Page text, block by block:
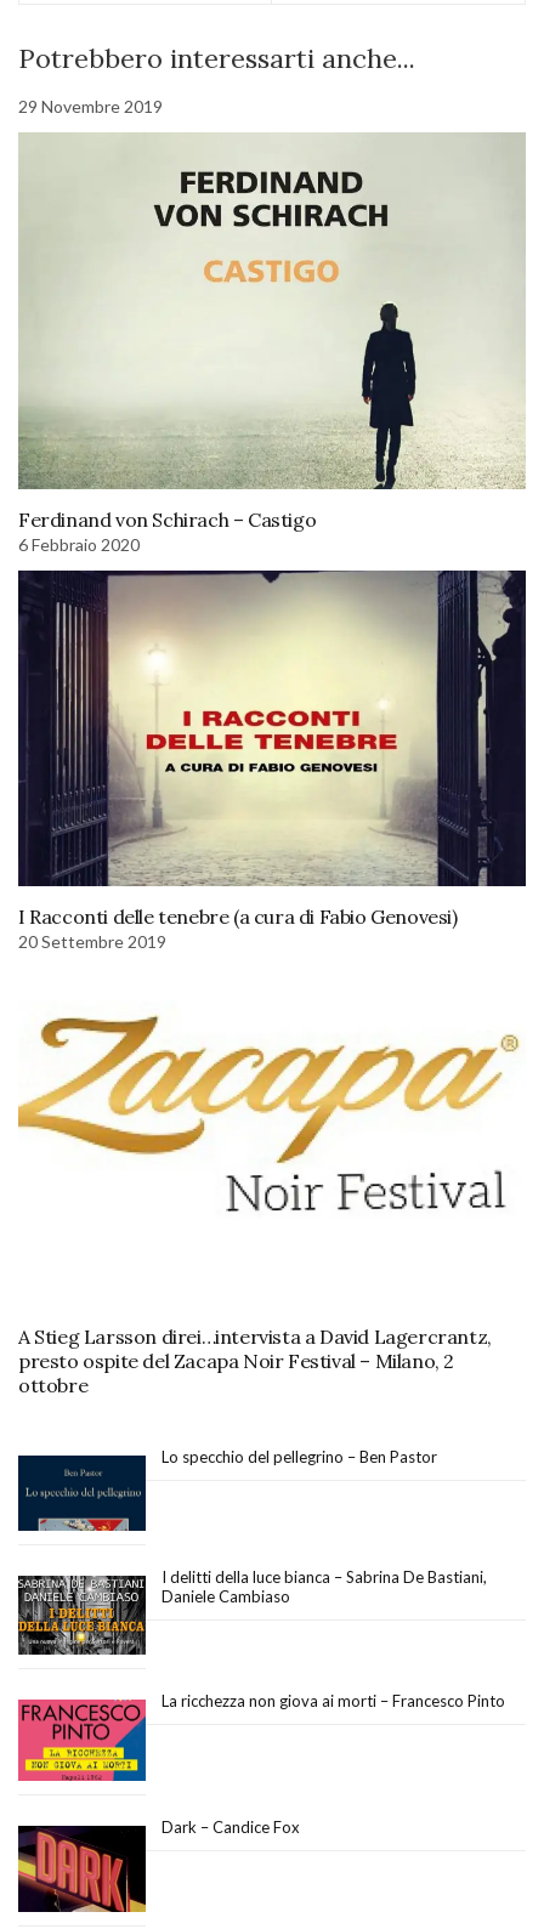
Potrebbero interessarti anche...
29 Novembre 2019
Ferdinand von Schirach – Castigo
6 Febbraio 2020
I Racconti delle tenebre (a cura di Fabio Genovesi)
20 Settembre 2019
A Stieg Larsson direi…intervista a David Lagercrantz,
presto ospite del Zacapa Noir Festival – Milano, 2
ottobre
Lo specchio del pellegrino – Ben Pastor
I delitti della luce bianca – Sabrina De Bastiani,
Daniele Cambiaso
La ricchezza non giova ai morti – Francesco Pinto
Dark – Candice Fox